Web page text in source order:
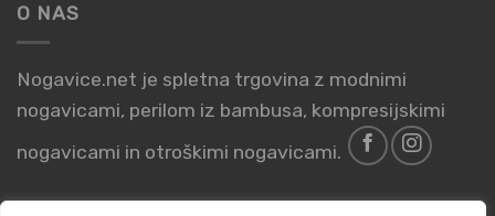
O NAS
Nogavice.net je spletna trgovina z modnimi
nogavicami, perilom iz bambusa, kompresijskimi
nogavicami in otroškimi nogavicami.